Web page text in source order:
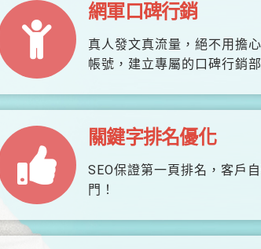
網軍口碑行銷
真人發文真流量，絕不用擔
帳號，建立專屬的口碑行銷部
關鍵字排名優化
SEO保證第一頁排名，客戶
門！